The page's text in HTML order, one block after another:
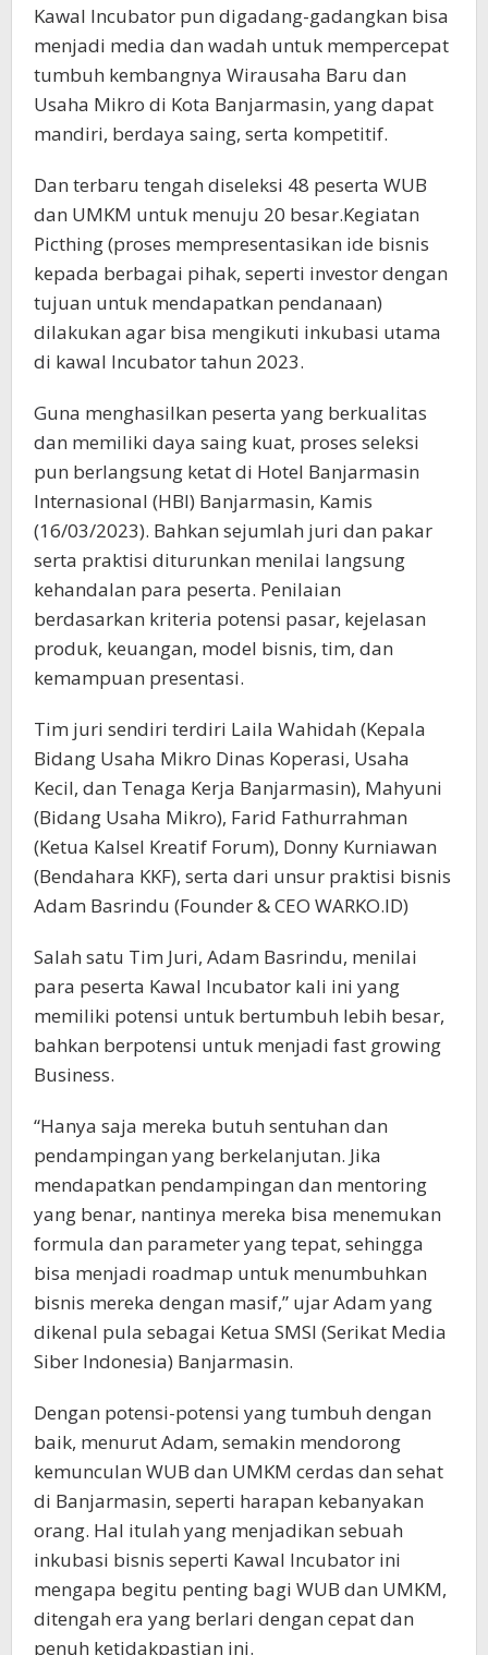
Kawal Incubator pun digadang-gadangkan bisa
menjadi media dan wadah untuk mempercepat
tumbuh kembangnya Wirausaha Baru dan
Usaha Mikro di Kota Banjarmasin, yang dapat
mandiri, berdaya saing, serta kompetitif.
Dan terbaru tengah diseleksi 48 peserta WUB
dan UMKM untuk menuju 20 besar.Kegiatan
Picthing (proses mempresentasikan ide bisnis
kepada berbagai pihak, seperti investor dengan
tujuan untuk mendapatkan pendanaan)
dilakukan agar bisa mengikuti inkubasi utama
di kawal Incubator tahun 2023.
Guna menghasilkan peserta yang berkualitas
dan memiliki daya saing kuat, proses seleksi
pun berlangsung ketat di Hotel Banjarmasin
Internasional (HBI) Banjarmasin, Kamis
(16/03/2023). Bahkan sejumlah juri dan pakar
serta praktisi diturunkan menilai langsung
kehandalan para peserta. Penilaian
berdasarkan kriteria potensi pasar, kejelasan
produk, keuangan, model bisnis, tim, dan
kemampuan presentasi.
Tim juri sendiri terdiri Laila Wahidah (Kepala
Bidang Usaha Mikro Dinas Koperasi, Usaha
Kecil, dan Tenaga Kerja Banjarmasin), Mahyuni
(Bidang Usaha Mikro), Farid Fathurrahman
(Ketua Kalsel Kreatif Forum), Donny Kurniawan
(Bendahara KKF), serta dari unsur praktisi bisnis
Adam Basrindu (Founder & CEO WARKO.ID)
Salah satu Tim Juri, Adam Basrindu, menilai
para peserta Kawal Incubator kali ini yang
memiliki potensi untuk bertumbuh lebih besar,
bahkan berpotensi untuk menjadi fast growing
Business.
“Hanya saja mereka butuh sentuhan dan
pendampingan yang berkelanjutan. Jika
mendapatkan pendampingan dan mentoring
yang benar, nantinya mereka bisa menemukan
formula dan parameter yang tepat, sehingga
bisa menjadi roadmap untuk menumbuhkan
bisnis mereka dengan masif,” ujar Adam yang
dikenal pula sebagai Ketua SMSI (Serikat Media
Siber Indonesia) Banjarmasin.
Dengan potensi-potensi yang tumbuh dengan
baik, menurut Adam, semakin mendorong
kemunculan WUB dan UMKM cerdas dan sehat
di Banjarmasin, seperti harapan kebanyakan
orang. Hal itulah yang menjadikan sebuah
inkubasi bisnis seperti Kawal Incubator ini
mengapa begitu penting bagi WUB dan UMKM,
ditengah era yang berlari dengan cepat dan
penuh ketidakpastian ini.